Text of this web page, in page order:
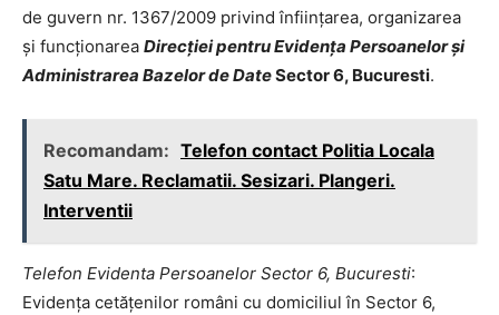
de guvern nr. 1367/2009 privind înființarea, organizarea
și funcționarea Direcției pentru Evidența Persoanelor și
Administrarea Bazelor de DateSector 6, Bucuresti.
Recomandam: Telefon contact Politia Locala
Satu Mare. Reclamatii. Sesizari. Plangeri.
Interventii
Telefon Evidenta Persoanelor Sector 6, Bucuresti:
Evidența cetățenilor români cu domiciliul în Sector 6,